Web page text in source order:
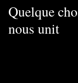
Quelque
nous unit